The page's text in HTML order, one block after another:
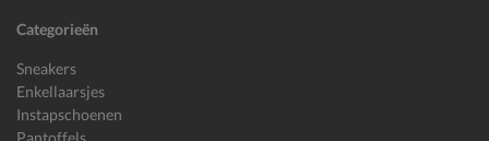
Categorieën
Sneakers
Enkellaarsjes
Instapschoenen